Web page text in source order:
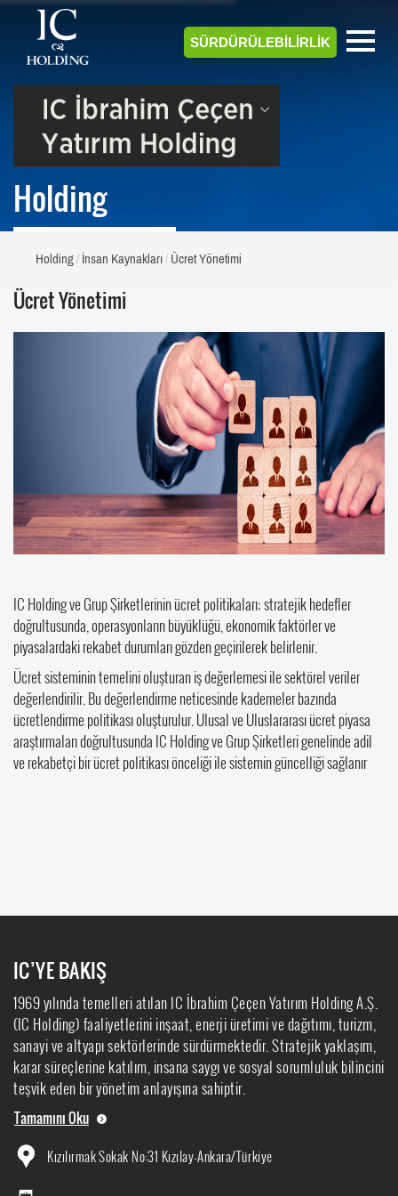
SÜRDÜRÜLEBİLİRLİK
Holding
Holding İnsan Kaynakları Ücret Yönetimi
Ücret Yönetimi
IC Holding ve Grup Şirketlerinin ücret politikaları; stratejik hedefler
doğrultusunda, operasyonların büyüklüğü, ekonomik faktörler ve
piyasalardaki rekabet durumları gözden geçirilerek belirlenir.
Ücret sisteminin temelini oluşturan iş değerlemesi ile sektörel veriler
değerlendirilir. Bu değerlendirme neticesinde kademeler bazında
ücretlendirme politikası oluşturulur. Ulusal ve Uluslararası ücret piyasa
araştırmaları doğrultusunda IC Holding ve Grup Şirketleri genelinde adil
ve rekabetçi bir ücret politikası önceliği ile sistemin güncelliği sağlanır
IC’YE BAKIŞ
1969 yılında temelleri atılan IC İbrahim Çeçen Yatırım Holding A.Ş.
(IC Holding) faaliyetlerini inşaat, enerji üretimi ve dağıtımı, turizm,
sanayi ve altyapı sektörlerinde sürdürmektedir. Stratejik yaklaşım,
karar süreçlerine katılım, insana saygı ve sosyal sorumluluk bilincini
teşvik eden bir yönetim anlayışına sahiptir.
Tamamını Oku
Kızılırmak Sokak No:31 Kızılay-Ankara/Türkiye